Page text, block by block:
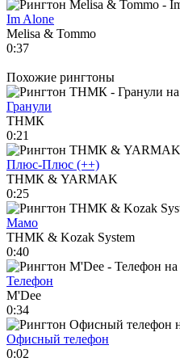
Im Alone
Melisa & Tommo
0:37
Похожие рингтоны
Гранули
ТНМК
0:21
Плюс-Плюс (++)
ТНМК & YARMAK
0:25
Мамо
ТНМК & Kozak System
0:40
Телефон
M'Dee
0:34
Офисный телефон
0:02